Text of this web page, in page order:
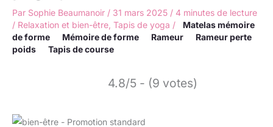
Par Sophie Beaumanoir / 31 mars 2025 / 4 minutes de lecture
/ Relaxation et bien-être Tapis de yoga /
Matelas mémoire
de forme
Mémoire de forme Rameur
Rameur perte
poids
Tapis de course
4.8/5 - (9 votes)